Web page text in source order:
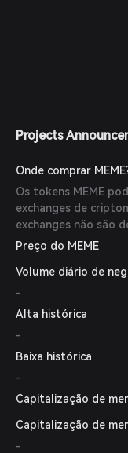
Projects
Onde comprar
Os tokens MEME
exchanges de
exchanges não são
Preço do MEME
Volume diário de
-
Alta histórica
-
Baixa histórica
-
Capitalização de
Capitalização de
-